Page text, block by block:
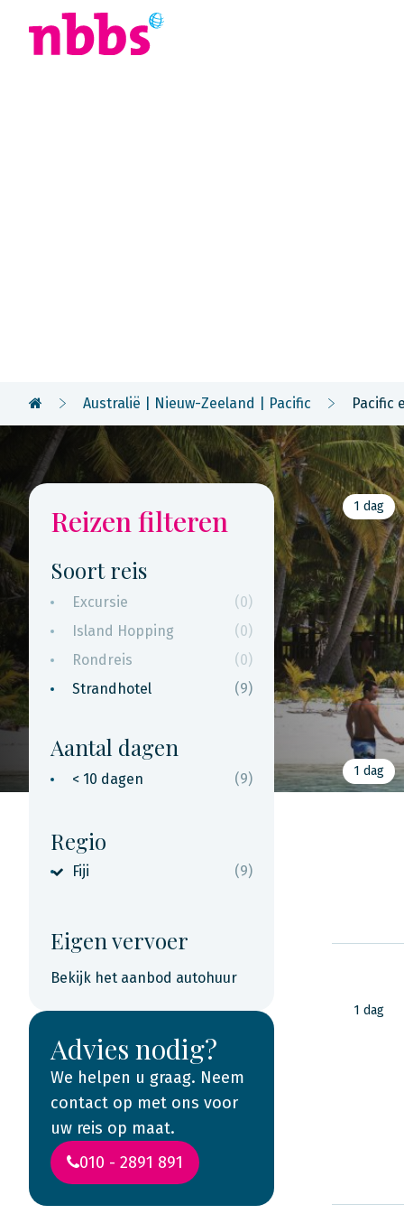
Australië | Nieuw-Zeeland | Pacific Pacific
Reizen filteren
Soort reis
Excursie
(0)
Island Hopping
(0)
Rondreis
(0)
Strandhotel
(9)
Aantal dagen
< 10 dagen (9)
Regio
Fiji (9)
Eigen vervoer
Bekijk het aanbod autohuur
Advies nodig?
We helpen u graag. Neem
contact op met ons voor
uw reis op maat.
010 - 2891 891
1 dag
1 dag
1 dag